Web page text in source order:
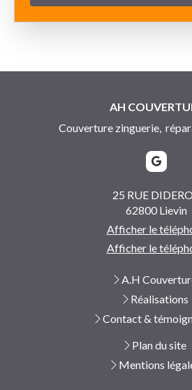
AH
Couverture zinguerie,
25 RUE
62800 Lievin
Afficher le
Afficher le
A.H
Réalisations
Contact &
Plan du site
Mentions